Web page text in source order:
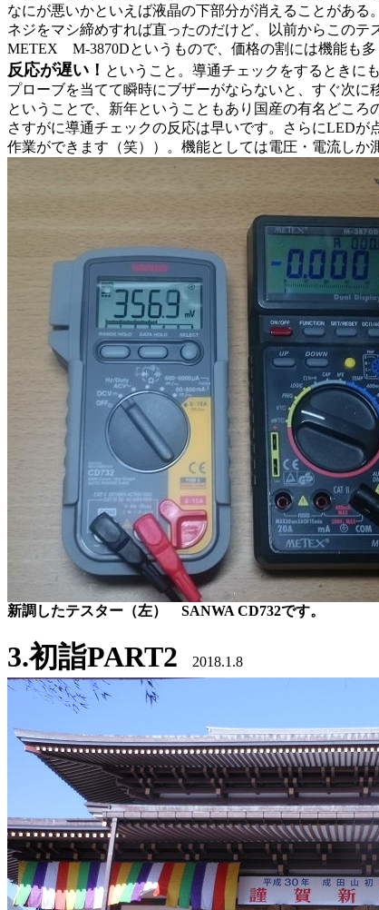
なにが悪いかといえば液晶の下部分が消えることがある
ネジをマシ締めすれば直ったのだけど、以前からこのテ
METEX M-3870Dというもので、価格の割には機能も
反応が遅い！ ということ。導通チェックをするときに
プローブを当てて瞬時にブザーがならないと、すぐ次に
ということで、新年ということもあり国産の有名どこ
さすがに導通チェックの反応は早いです。さらにLED
作業ができます（笑））。機能としては電圧・電流しか
新調したテスター（左） SANWA CD732です。
3.初詣PART2 2018.1.8